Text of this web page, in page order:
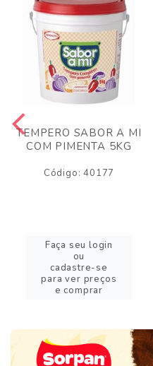
TEMPERO SABOR A MI
COM PIMENTA 5KG
Código: 40177
Faça seu login
ou
cadastre-se
para ver preços
e comprar